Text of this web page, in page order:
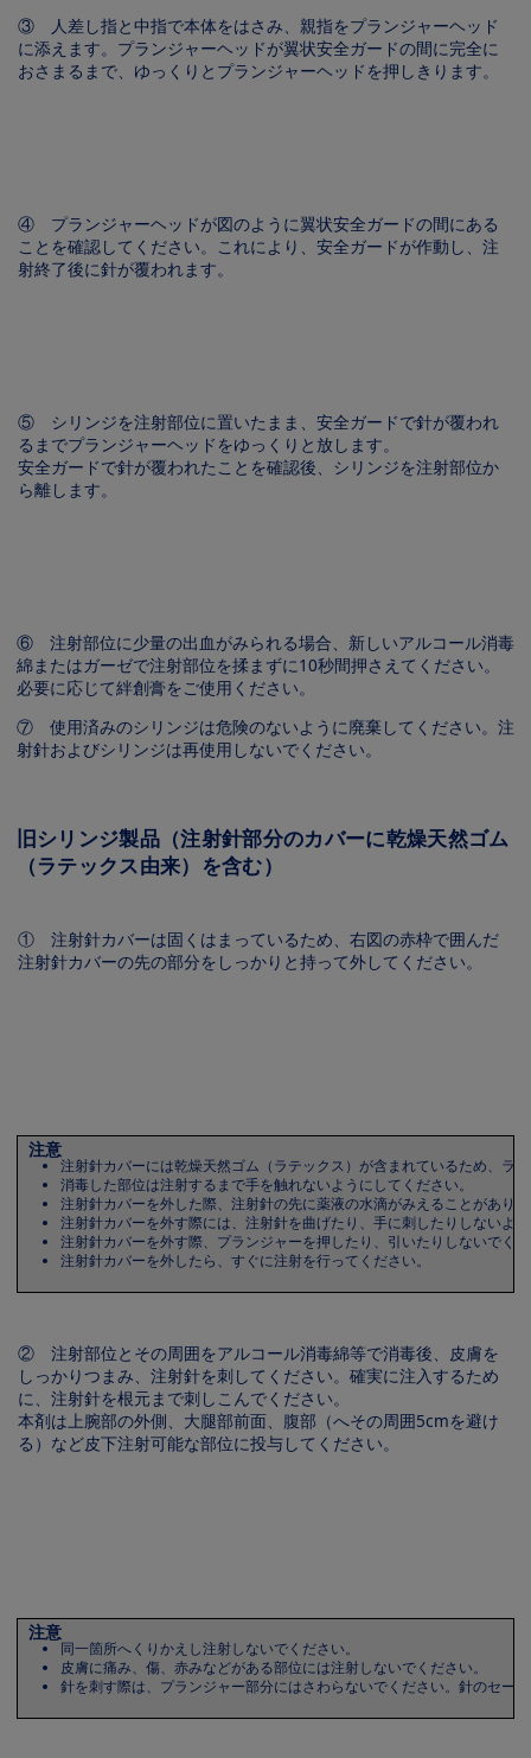
③ 人差し指と中指で本体をはさみ、親指をプランジャーヘッド
に添えます。プランジャーヘッドが翼状安全ガードの間に完全に
おさまるまで、ゆっくりとプランジャーヘッドを押しきります。
④ プランジャーヘッドが図のように翼状安全ガードの間にある
ことを確認してください。これにより、安全ガードが作動し、注
射終了後に針が覆われます。
⑤ シリンジを注射部位に置いたまま、安全ガードで針が覆われ
るまでプランジャーヘッドをゆっくりと放します。
安全ガードで針が覆われたことを確認後、シリンジを注射部位か
ら離します。
⑥ 注射部位に少量の出血がみられる場合、新しいアルコール消毒
綿またはガーゼで注射部位を揉まずに10秒間押さえてください。
必要に応じて絆創膏をご使用ください。
⑦ 使用済みのシリンジは危険のないように廃棄してください。注
射針およびシリンジは再使用しないでください。
旧シリンジ製品（注射針部分のカバーに乾燥天然ゴム
（ラテックス由来）を含む）
① 注射針カバーは固くはまっているため、右図の赤枠で囲んだ
注射針カバーの先の部分をしっかりと持って外してください。
注意
注射針カバーには乾燥天然ゴム（ラテックス）が含まれているため、ラ
消毒した部位は注射するまで手を触れないようにしてください。
注射針カバーを外した際、注射針の先に薬液の水滴がみえることがあり
注射針カバーを外す際には、注射針を曲げたり、手に刺したりしないよ
注射針カバーを外す際、プランジャーを押したり、引いたりしないでく
注射針カバーを外したら、すぐに注射を行ってください。
② 注射部位とその周囲をアルコール消毒綿等で消毒後、皮膚を
しっかりつまみ、注射針を刺してください。確実に注入するため
に、注射針を根元まで刺しこんでください。
本剤は上腕部の外側、大腿部前面、腹部（へその周囲5cmを避け
る）など皮下注射可能な部位に投与してください。
注意
同一箇所へくりかえし注射しないでください。
皮膚に痛み、傷、赤みなどがある部位には注射しないでください。
針を刺す際は、プランジャー部分にはさわらないでください。針のセー